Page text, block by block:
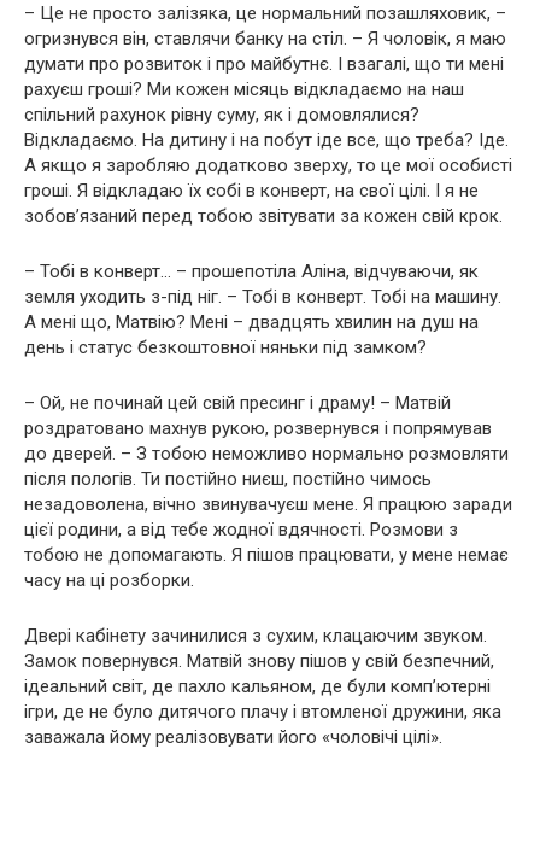
– Це не просто залізяка, це нормальний позашляховик, –
огризнувся він, ставлячи банку на стіл. – Я чоловік, я маю
думати про розвиток і про майбутнє. І взагалі, що ти мені
рахуєш гроші? Ми кожен місяць відкладаємо на наш
спільний рахунок рівну суму, як і домовлялися?
Відкладаємо. На дитину і на побут іде все, що треба? Іде.
А якщо я заробляю додатково зверху, то це мої особисті
гроші. Я відкладаю їх собі в конверт, на свої цілі. І я не
зобов’язаний перед тобою звітувати за кожен свій крок.
– Тобі в конверт… – прошепотіла Аліна, відчуваючи, як
земля уходить з-під ніг. – Тобі в конверт. Тобі на машину.
А мені що, Матвію? Мені – двадцять хвилин на душ на
день і статус безкоштовної няньки під замком?
– Ой, не починай цей свій пресинг і драму! – Матвій
роздратовано махнув рукою, розвернувся і попрямував
до дверей. – З тобою неможливо нормально розмовляти
після пологів. Ти постійно ниєш, постійно чимось
незадоволена, вічно звинувачуєш мене. Я працюю заради
цієї родини, а від тебе жодної вдячності. Розмови з
тобою не допомагають. Я пішов працювати, у мене немає
часу на ці розборки.
Двері кабінету зачинилися з сухим, клацаючим звуком.
Замок повернувся. Матвій знову пішов у свій безпечний,
ідеальний світ, де пахло кальяном, де були комп’ютерні
ігри, де не було дитячого плачу і втомленої дружини, яка
заважала йому реалізовувати його «чоловічі цілі».